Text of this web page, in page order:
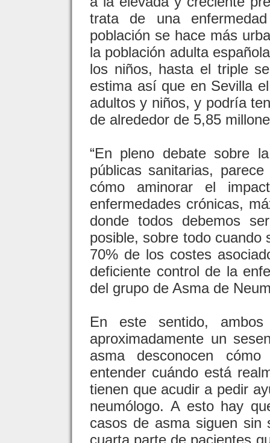
trata de una
población se hace más
la población adulta
los niños, hasta el triple
estima así que en Sevilla
adultos y niños, y podría
de alrededor de 5,85
“En pleno debate sobre
públicas sanitarias,
cómo aminorar el
enfermedades crónicas,
donde todos debemos
posible, sobre todo cuando
70% de los costes
deficiente control de la
del grupo de Asma de
En este sentido, ambos
aproximadamente un
asma desconocen
entender cuándo está
tienen que acudir a pedir
neumólogo. A esto hay
casos de asma siguen sin
cuarta parte de pacientes